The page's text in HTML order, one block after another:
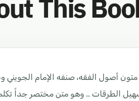
This
أصول الفقه، صنفه الإمام
الطرقات .. وهو متن مختصر جداً